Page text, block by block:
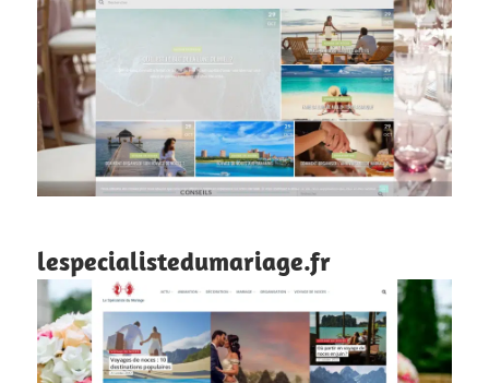
lespecialistedumariage.fr